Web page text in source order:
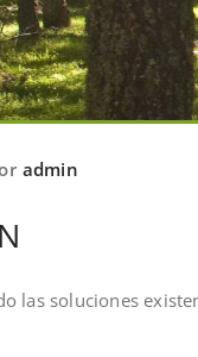
admin
las soluciones